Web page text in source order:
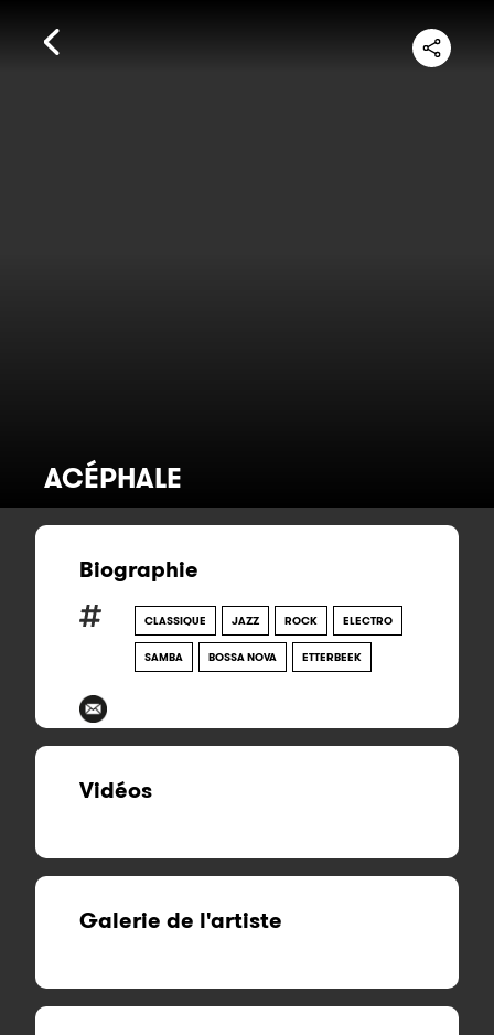
ACÉPHALE
Biographie
CLASSIQUE JAZZ ROCK ELECTRO
SAMBA BOSSA NOVA ETTERBEEK
Vidéos
Galerie de l'artiste